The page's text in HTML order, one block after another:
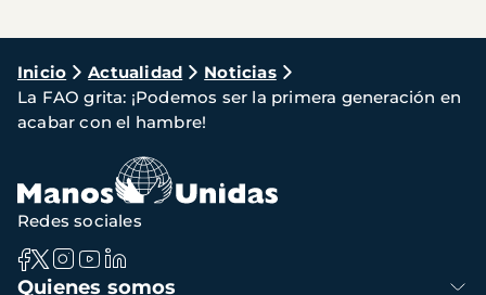
Ruta
de
navegación
Inicio Actualidad
Noticias
La FAO grita: ¡Podemos ser la primera generación en
acabar con el hambre!
Navegación
Quienes somos
Redes sociales